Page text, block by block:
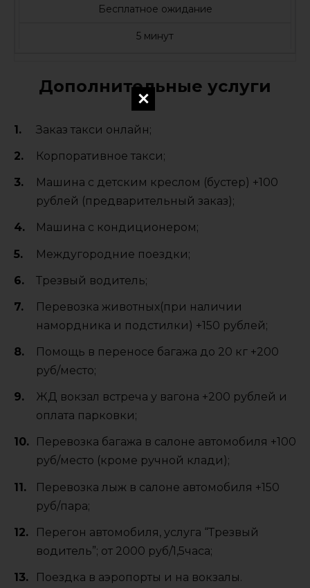
Бесплатное ожидание
5 минут
Дополнительные услуги
Заказ такси онлайн;
Корпоративное такси;
Машина с детским креслом (бустер) +100
рублей (предварительный заказ);
Машина с кондиционером;
Междугородние поездки;
Трезвый водитель;
Перевозка животных(при наличии
намордника и подстилки) +150 рублей;
Помощь в переносе багажа до 20 кг +200
руб/место;
ЖД вокзал встреча у вагона +200 рублей и
оплата парковки;
Перевозка багажа в салоне автомобиля +100
руб/место (кроме ручной клади);
Перевозка лыж в салоне автомобиля +150
руб/пара;
Перегон автомобиля, услуга “Трезвый
водитель”; от 2000 руб/1,5часа;
Поездка в аэропорты и на вокзалы.